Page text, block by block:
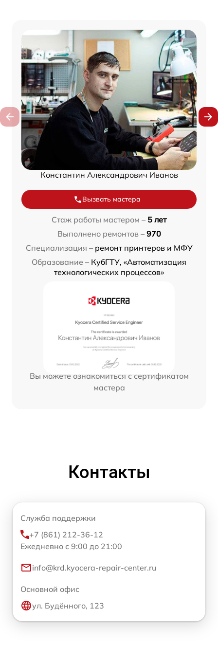
Константин Александрович Иванов
Вызвать мастера
Стаж работы мастером – 5 лет
Выполнено ремонтов – 970
Специализация – ремонт принтеров и МФУ
Образование – КубГТУ, «Автоматизация
технологических процессов»
Вы можете ознакомиться с сертификатом
мастера
Контакты
Служба поддержки
+7 (861) 212-36-12
Ежедневно с 9:00 до 21:00
info@krd.kyocera-repair-center.ru
Основной офис
ул. Будённого, 123